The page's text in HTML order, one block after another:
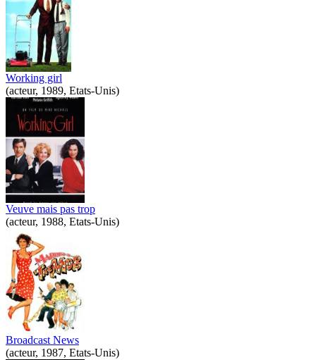
Working girl
(acteur, 1989, Etats-Unis)
Veuve mais pas trop
(acteur, 1988, Etats-Unis)
Broadcast News
(acteur, 1987, Etats-Unis)